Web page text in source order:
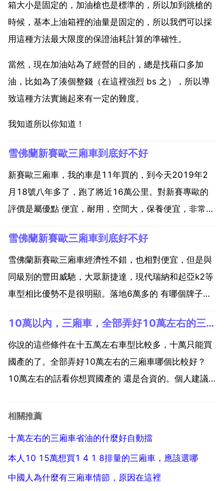
箱大小是固定的，加油槍也是標準的，所以加到跳槍的
時候，基本上油箱裡的油量是固定的，所以我們可以採
用這種方法最大限度的保證油耗計算的準確性。
當然，現在加油站為了經營的目的，總是找藉口多加
油，比如為了湊個整錢（在這裡強烈 bs 之），所以導
致這種方法實施起來有一定的難度。
我知道所以你知道！
雪佛蘭新賽歐三廂車到底好不好
新賽歐三廂車，我的車是11年買的，到今天2019年2
月18號八年多了，跑了將近16萬公里。對新賽專歐的
評價是屬優點 便宜，耐用，空間大，保養便宜，非常省
年除了扎胎換胎外其他地方沒有壞過，第六年開始到第
七年底先後壞過氧感測器 180元 一根皮帶 10...
雪佛蘭新賽歐三廂車到底好不好
雪佛蘭新賽歐三廂車經濟性不錯，也相對便宜，但是與
同級別的豐田威馳，大眾新捷達，現代瑞納和起亞k2等
車型相比優勢不是很明顯。落地6萬多的 有哪個牌子有
大，對比同級別的小車，還是很優勢的，甚至有十萬左
右的車空間都沒賽歐大，新賽歐a柱設計的不好，確實
有點擋視...
10萬以內，三廂車，全部弄好10萬左右的三廂車哪個比較好？
你說的這些條件在十五萬左右車型比較多，十萬只能買
國產的了。全部弄好10萬左右的三廂車哪個比較好？
10萬左右的話看你想買國產的 還是合資的。個人建議
的朋友挑的，空間大 適合家用。你可以去4s店試駕，這
相關推薦
十萬左右的三廂車省油的什麼好自動擋
本人10 15萬想買1 4 1 8排量的三廂車，應該選哪
中國人為什麼有三廂車情節，原因在這裡